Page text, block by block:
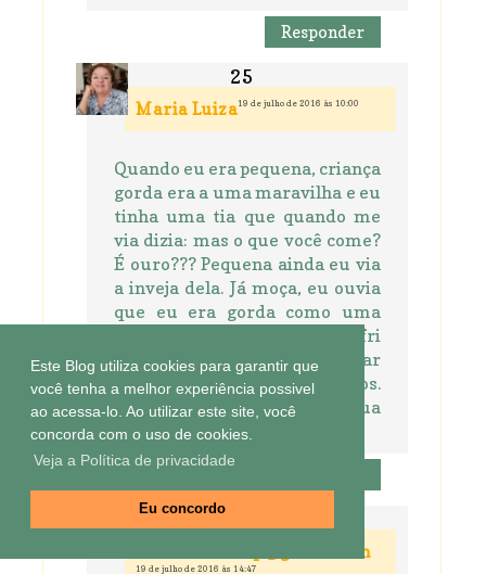
Este Blog utiliza cookies para garantir que
você tenha a melhor experiência possivel
ao acessa-lo. Ao utilizar este site, você
concorda com o uso de cookies.
Veja a Política de privacidade
Eu concordo
Responder
Maria Luiza19 de julho de 2016 às 10:00
Quando eu era pequena, criança
gorda era a uma maravilha e eu
tinha uma tia que quando me
via dizia: mas o que você come?
É ouro??? Pequena ainda eu via
a inveja dela. Já moça, eu ouvia
que eu era gorda como uma
porca! Era desolador, sofri
horrores, fiz dieta sem parar
nos meus mais bonitos anos.
Agora basta! Amei sua
publicação! Beijinhos!
sonitcha.scrap@gmail.com
19 de julho de 2016 às 14:47